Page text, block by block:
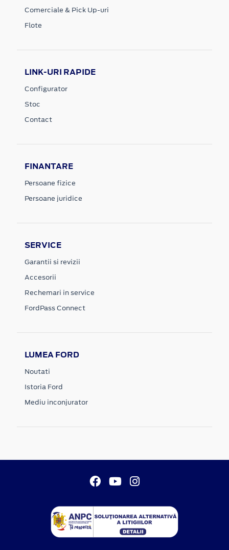
Comerciale & Pick Up-uri
Flote
LINK-URI RAPIDE
Configurator
Stoc
Contact
FINANTARE
Persoane fizice
Persoane juridice
SERVICE
Garantii si revizii
Accesorii
Rechemari in service
FordPass Connect
LUMEA FORD
Noutati
Istoria Ford
Mediu inconjurator